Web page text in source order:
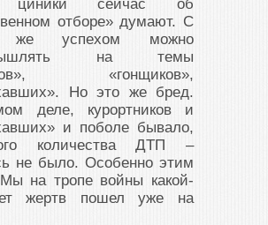
циники сейчас об
отборе» думают. С
же успехом можно
на темы
«гонщиков»,
Но это же бред.
деле, курортников и
и поболе бывало,
количества ДТП –
не было. Особенно этим
на тропе войны какой-
жертв пошел уже на